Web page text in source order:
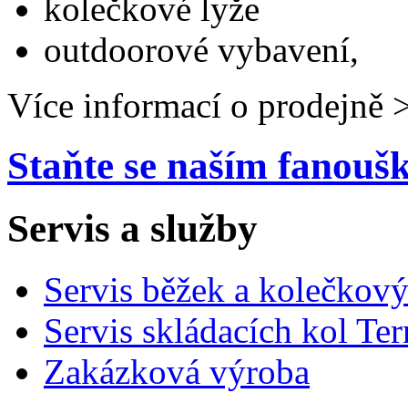
kolečkové lyže
outdoorové vybavení,
Více informací o prodejně
Staňte se naším
Servis a služby
Servis běžek a
Servis skládacích kol
Zakázková výroba